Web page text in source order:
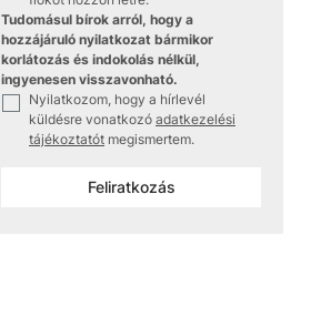
Tudomásul bírok arról, hogy a
hozzájáruló nyilatkozat bármikor
korlátozás és indokolás nélkül,
ingyenesen visszavonható.
Nyilatkozom, hogy a hírlevél
küldésre vonatkozó adatkezelési
tájékoztatót megismertem.
Feliratkozás